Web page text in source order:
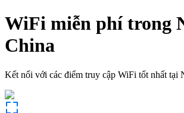
WiFi miễn phí trong
China
Kết nối với các điểm truy cập WiFi tốt nhất tại